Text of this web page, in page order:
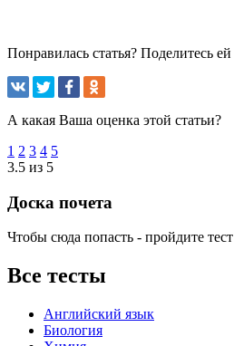
Понравилась статья? Поделитесь ей
А какая Ваша оценка этой статьи?
1 2 3 4 5
3.5 из 5
Доска почета
Чтобы сюда попасть - пройдите тест
Все тесты
Английский язык
Биология